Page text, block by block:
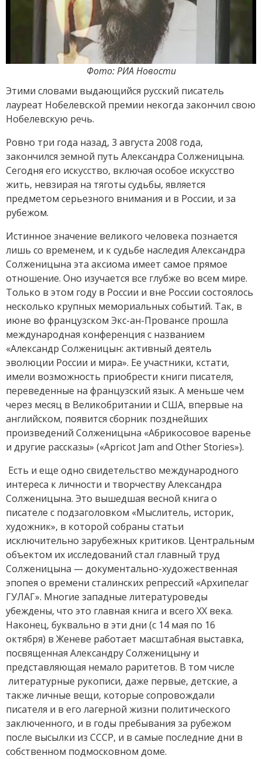
Фото: РИА Новости
Этими словами выдающийся русский писатель
лауреат Нобелевской премии некогда закончил свою
Нобелевскую речь.
Ровно три года назад, 3 августа 2008 года,
закончился земной путь Александра Солженицына.
Сегодня его искусство, включая особое искусство
жить, невзирая на тяготы судьбы, является
предметом серьезного внимания и в России, и за
рубежом.
Истинное значение великого человека познается
лишь со временем, и к судьбе наследия Александра
Солженицына эта аксиома имеет самое прямое
отношение. Оно изучается все глубже во всем мире.
Только в этом году в России и вне России состоялось
несколько крупных мемориальных событий. Так, в
июне во французском Экс-ан-Провансе прошла
международная конференция с названием
«Александр Солженицын: активный деятель
эволюции России и мира». Ее участники, кстати,
имели возможность приобрести книги писателя,
переведенные на французский язык. А меньше чем
через месяц в Великобритании и США, впервые на
английском, появится сборник позднейших
произведений Солженицына «Абрикосовое варенье
и другие рассказы» («Apricot Jam and Other Stories»).
Есть и еще одно свидетельство международного
интереса к личности и творчеству Александра
Солженицына. Это вышедшая весной книга о
писателе с подзаголовком «Мыслитель, историк,
художник», в которой собраны статьи
исключительно зарубежных критиков. Центральным
объектом их исследований стал главный труд
Солженицына — документально-художественная
эпопея о времени сталинских репрессий «Архипелаг
ГУЛАГ». Многие западные литературоведы
убеждены, что это главная книга и всего XX века.
Наконец, буквально в эти дни (с 14 мая по 16
октября) в Женеве работает масштабная выставка,
посвященная Александру Солженицыну и
представляющая немало раритетов. В том числе
литературные рукописи, даже первые, детские, а
также личные вещи, которые сопровождали
писателя и в его лагерной жизни политического
заключенного, и в годы пребывания за рубежом
после высылки из СССР, и в самые последние дни в
собственном подмосковном доме.